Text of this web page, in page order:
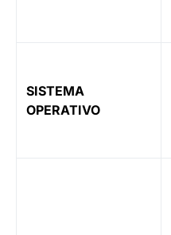
SISTEMA
OPERATIVO